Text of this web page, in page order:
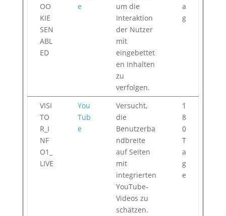
OO
KIE
SEN
ABL
ED
e
um die
Interaktion
der Nutzer
mit
eingebettet
en Inhalten
zu
verfolgen.
a
g
VISI
TO
R_I
NF
O1_
LIVE
You
Tub
e
Versucht,
die
Benutzerba
ndbreite
auf Seiten
mit
integrierten
YouTube-
Videos zu
schätzen.
1
8
0
T
a
g
e